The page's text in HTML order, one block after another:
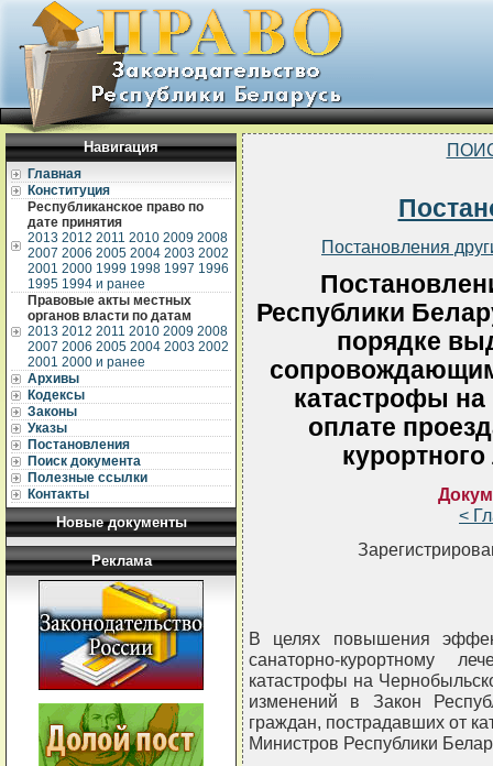
Навигация
Главная
Конституция
Республиканское право по
дате принятия
2013 2012 2011 2010 2009 2008
2007 2006 2005 2004 2003 2002
2001 2000 1999 1998 1997 1996
1995 1994 и ранее
Правовые акты местных
органов власти по датам
2013 2012 2011 2010 2009 2008
2007 2006 2005 2004 2003 2002
2001 2000 и ранее
Архивы
Кодексы
Законы
Указы
Постановления
Поиск документа
Полезные ссылки
Контакты
Новые документы
Реклама
Постановления
Республики
порядке
катастрофы
оплате
<
В целях повышения
санаторно-курортному
катастрофы на
изменений в Закон
граждан, пострадавших от
Министров Республики